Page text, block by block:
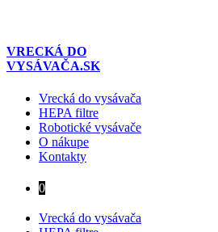
obsah
VRECKÁ DO
VYSÁVAČA.SK
Vrecká do vysávača
HEPA filtre
Robotické vysávače
O nákupe
Kontakty
0
Vrecká do vysávača